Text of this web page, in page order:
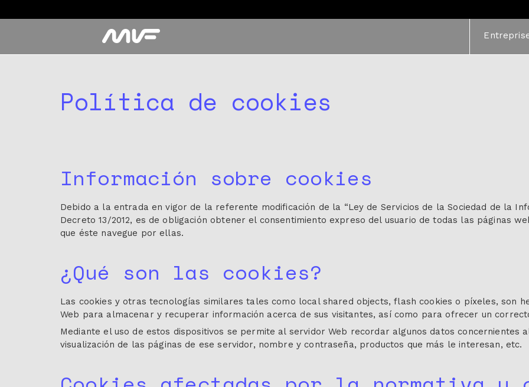
Política de cookies
Información sobre cookies
Debido a la entrada en vigor de la referente modificación de la “Ley de Servicios de la Sociedad de la
Decreto 13/2012, es de obligación obtener el consentimiento expreso del usuario de todas las páginas
que éste navegue por ellas.
¿Qué son las cookies?
Las cookies y otras tecnologías similares tales como local shared objects, flash cookies o píxeles, son
Web para almacenar y recuperar información acerca de sus visitantes, así como para ofrecer un
Mediante el uso de estos dispositivos se permite al servidor Web recordar algunos datos concernientes
visualización de las páginas de ese servidor, nombre y contraseña, productos que más le interesan, etc.